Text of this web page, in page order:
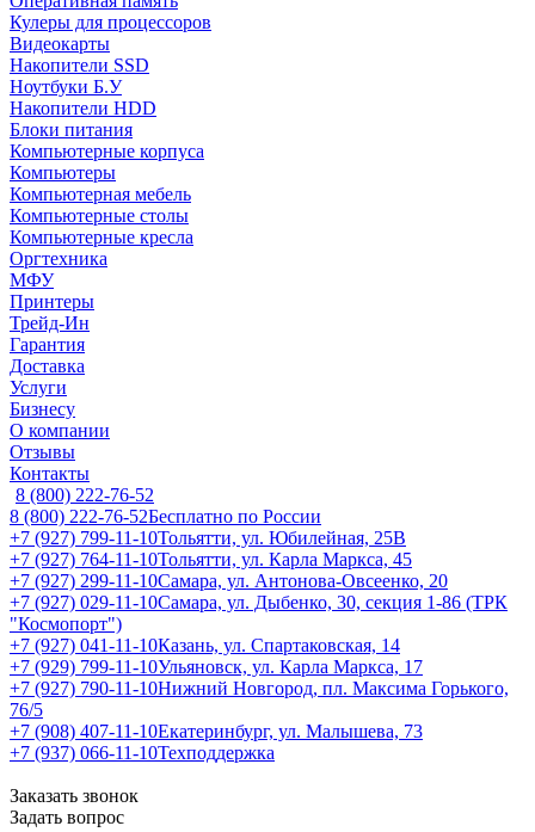
Кулеры для процессоров
Видеокарты
Накопители SSD
Ноутбуки Б.У
Накопители HDD
Блоки питания
Компьютерные корпуса
Компьютеры
Компьютерная мебель
Компьютерные столы
Компьютерные кресла
Оргтехника
МФУ
Принтеры
Трейд-Ин
Гарантия
Доставка
Услуги
Бизнесу
О компании
Отзывы
Контакты
8 (800) 222-76-52
8 (800) 222-76-52Бесплатно по России
+7 (927) 799-11-10Тольятти, ул. Юбилейная, 25В
+7 (927) 764-11-10Тольятти, ул. Карла Маркса, 45
+7 (927) 299-11-10Самара, ул. Антонова-Овсеенко, 20
+7 (927) 029-11-10Самара, ул. Дыбенко, 30, секция 1-86 (ТРК
"Космопорт")
+7 (927) 041-11-10Казань, ул. Спартаковская, 14
+7 (929) 799-11-10Ульяновск, ул. Карла Маркса, 17
+7 (927) 790-11-10Нижний Новгород, пл. Максима Горького,
76/5
+7 (908) 407-11-10Екатеринбург, ул. Малышева, 73
+7 (937) 066-11-10Техподдержка
Заказать звонок
Задать вопрос